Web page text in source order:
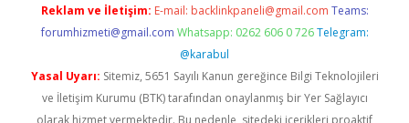
Reklam ve İletişim: E-mail: backlinkpaneli@gmail.com Teams:
forumhizmeti@gmail.com Whatsapp: 0262 606 0 726 Telegram:
@karabul
Yasal Uyarı: Sitemiz, 5651 Sayılı Kanun gereğince Bilgi Teknolojileri
ve İletişim Kurumu (BTK) tarafından onaylanmış bir Yer Sağlayıcı
olarak hizmet vermektedir. Bu nedenle, sitedeki içerikleri proaktif